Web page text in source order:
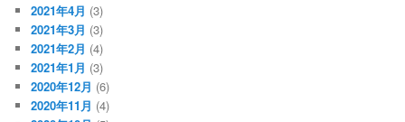
2021年4月 (3)
2021年3月 (3)
2021年2月 (4)
2021年1月 (3)
2020年12月 (6)
2020年11月 (4)